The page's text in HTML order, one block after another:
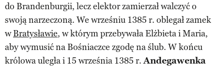
do Brandenburgii, lecz elektor zamierzał walczyć o
swoją narzeczoną. We wrześniu 1385 r. oblegał zamek
wBratysławie, w którym przebywała Elżbieta i Maria,
aby wymusić na Bośniaczce zgodę na ślub. W końcu
królowa uległa i 15 września 1385 r.Andegawenka